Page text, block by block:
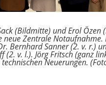
(Bildmitte) und Erol Özen
neue Zentrale Notaufnahme.
Bernhard Sanner (2. v. r.)
(2. v. l.). Jörg Fritsch (ganz
Neuerungen.